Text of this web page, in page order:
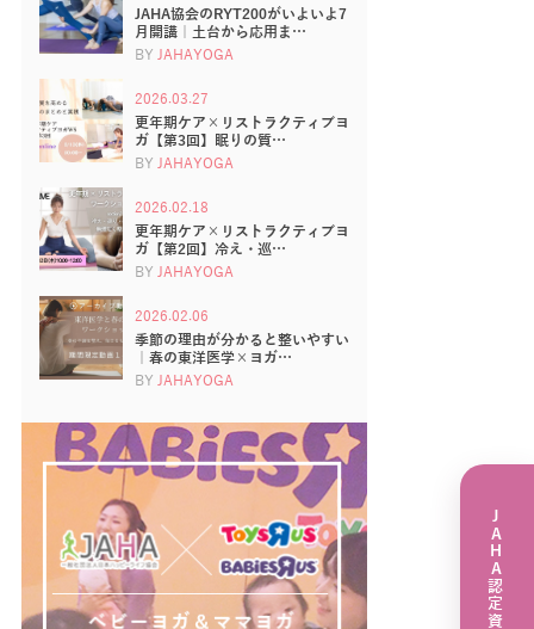
JAHA協会のRYT200がいよいよ7
月開講｜土台から応用ま…
BY JAHAYOGA
2026.03.27
更年期ケア×リストラクティブヨ
ガ【第3回】眠りの質…
BY JAHAYOGA
2026.02.18
更年期ケア×リストラクティブヨ
ガ【第2回】冷え・巡…
BY JAHAYOGA
2026.02.06
季節の理由が分かると整いやすい
｜春の東洋医学×ヨガ…
BY JAHAYOGA